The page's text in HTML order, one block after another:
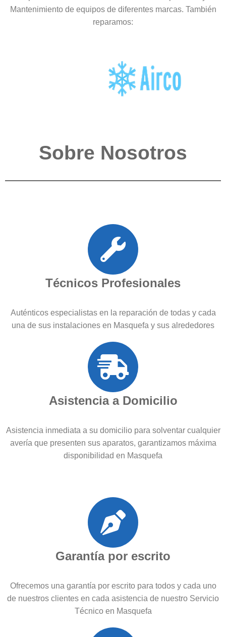
Mantenimiento de equipos de diferentes marcas. También
reparamos:
Sobre Nosotros
Técnicos Profesionales
Auténticos especialistas en la reparación de todas y cada
una de sus instalaciones en Masquefa y sus alrededores
Asistencia a Domicilio
Asistencia inmediata a su domicilio para solventar cualquier
avería que presenten sus aparatos, garantizamos máxima
disponibilidad en Masquefa
Garantía por escrito
Ofrecemos una garantía por escrito para todos y cada uno
de nuestros clientes en cada asistencia de nuestro Servicio
Técnico en Masquefa